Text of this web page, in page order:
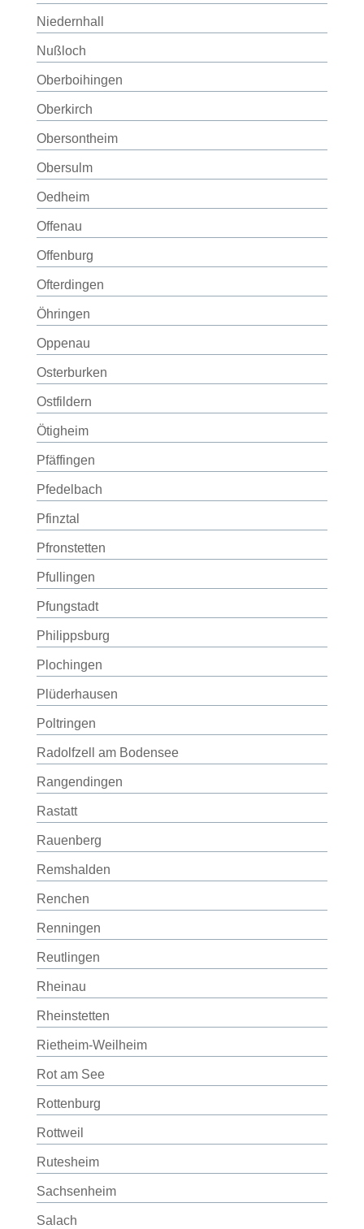
Niedernhall
Nußloch
Oberboihingen
Oberkirch
Obersontheim
Obersulm
Oedheim
Offenau
Offenburg
Ofterdingen
Öhringen
Oppenau
Osterburken
Ostfildern
Ötigheim
Pfäffingen
Pfedelbach
Pfinztal
Pfronstetten
Pfullingen
Pfungstadt
Philippsburg
Plochingen
Plüderhausen
Poltringen
Radolfzell am Bodensee
Rangendingen
Rastatt
Rauenberg
Remshalden
Renchen
Renningen
Reutlingen
Rheinau
Rheinstetten
Rietheim-Weilheim
Rot am See
Rottenburg
Rottweil
Rutesheim
Sachsenheim
Salach